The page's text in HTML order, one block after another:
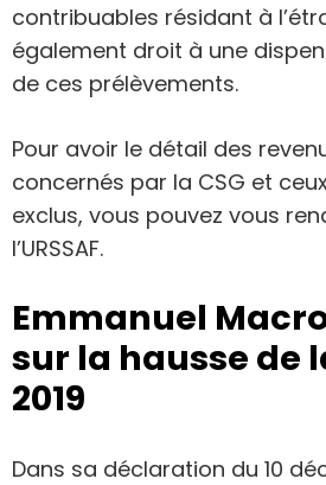
contribuables résidant à
également droit à une
de ces prélèvements.
Pour avoir le détail des
concernés par la CSG et
exclus, vous pouvez vous
l’URSSAF.
Emmanuel
sur la hausse de
2019
Dans sa déclaration du 10